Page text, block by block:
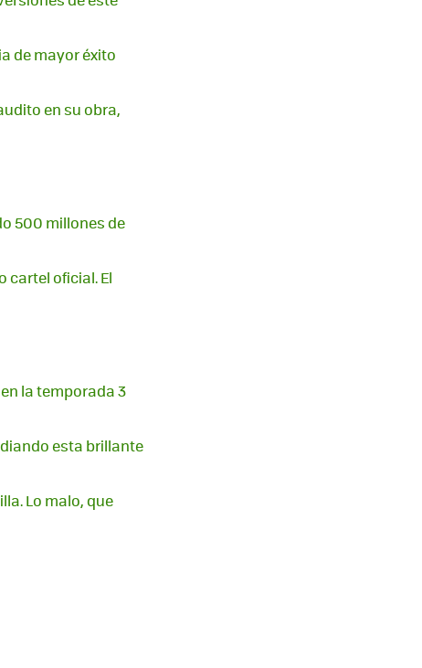
de mayor éxito
en su obra,
500 millones de
cartel oficial. El
la temporada 3
esta brillante
Lo malo, que